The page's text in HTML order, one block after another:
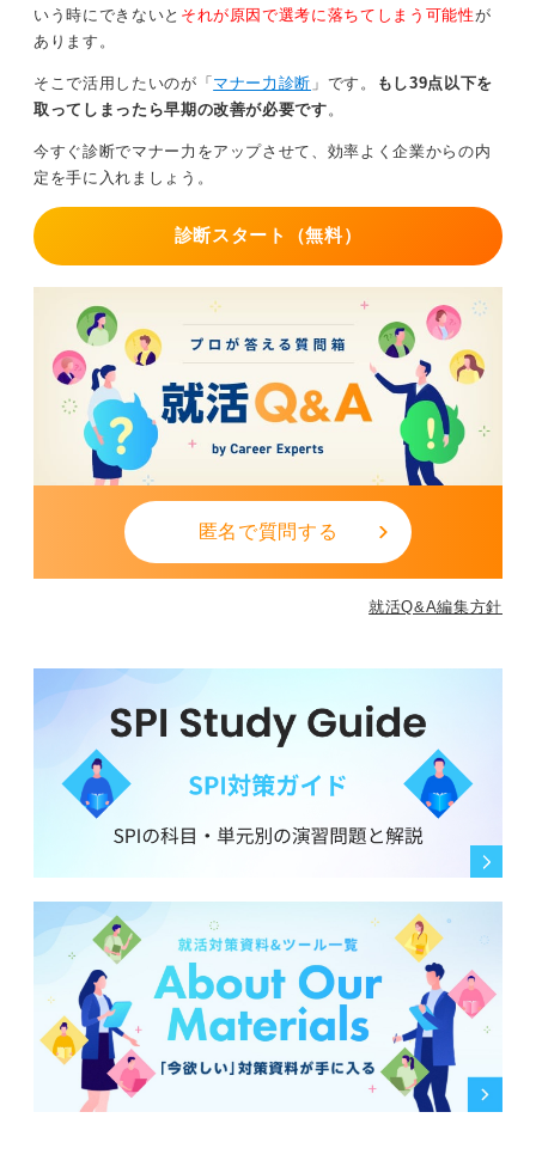
また新卒で入社して半年での退職が、今後のキャリアに
影響がないとはいえません。
しかし、第二新卒として転職は可能なため「適性を活か
して叶えたいことを実現したい」というように、前向き
私がこれまで支援した求職者のなかにも、新卒で早期に
的に応募して、本当にやりたいことのための転職を成功
転職するときは挑戦意欲と継続の覚悟を示すことが
採用担当者は、次のステップへの明確なビジョンを持っ
ているかを見極めています。安易な退職ととらえられな
いよう、退職理由を深く掘り下げ、やりたいことの実現
など自己分析に基づいた明確な説明ができるように準備
たとえば、会社への不満ではなく「自身の強みをより活
かせる仕事への挑戦」など、前向きな理由を具体的に伝
を明確に語ることが大切です。また短期での離職を繰り
返さないという強い意志を示すことも重要になります。
メンタルが問題ないのであれば、できれば在職中に転職
活動をスタートさせましょう。焦らず、自己分析と企業
研究を丁寧におこなって、あなたのキャリアプランに合
った企業を選ぶことが大切です。
いう時にできないと それが原因で選考に落ちてしまう可能性が
あります。
そこで活用したいのが「 マナー力診断 」です。
もし39点以下を
取ってしまったら早期の改善が必要です。
今すぐ診断でマナー力をアップさせて、効率よく企業からの内
定を手に入れましょう。
診断スタート（無料）
匿名で質問する
就活Q&A編集方針